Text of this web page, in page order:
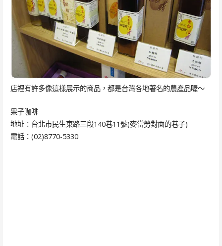
店裡有許多像這樣展示的商品，都是台灣各地著名的農產品喔～
果子咖啡
地址：台北市民生東路三段140巷11號(麥當勞對面的巷子)
電話：(02)8770-5330